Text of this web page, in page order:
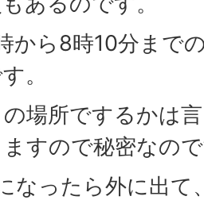
から8時10分まで
。
場所でするかは
すので秘密なの
なったら外に出て